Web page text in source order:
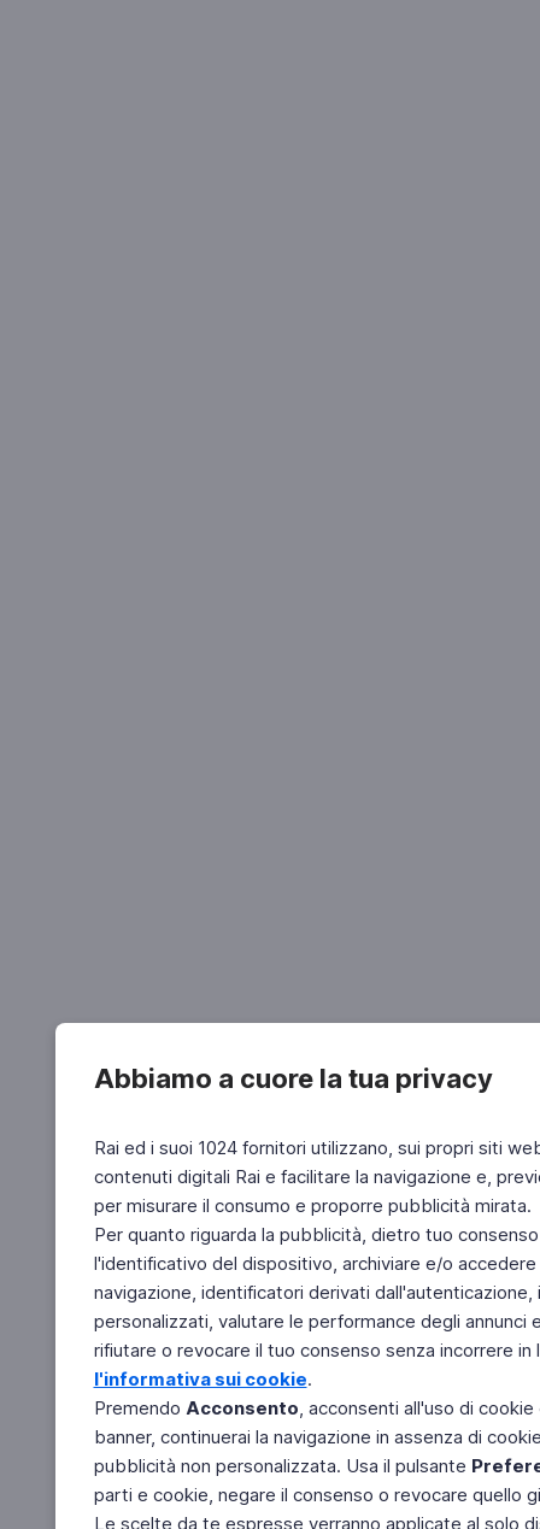
Abbiamo a cuore la tua privacy
Rai ed i suoi 1024 fornitori utilizzano, sui propri siti
contenuti digitali Rai e facilitare la navigazione e,
per misurare il consumo e proporre pubblicità mirata.
Per quanto riguarda la pubblicità, dietro tuo
l'identificativo del dispositivo, archiviare e/o
navigazione, identificatori derivati
personalizzati, valutare le performance degli
rifiutare o revocare il tuo consenso senza incorrere
l'informativa sui cookie.
Premendo Acconsento, acconsenti all'uso di
banner, continuerai la navigazione in assenza di
pubblicità non personalizzata. Usa il pulsante
parti e cookie, negare il consenso o revocare quello
Le scelte da te espresse verranno applicate al solo